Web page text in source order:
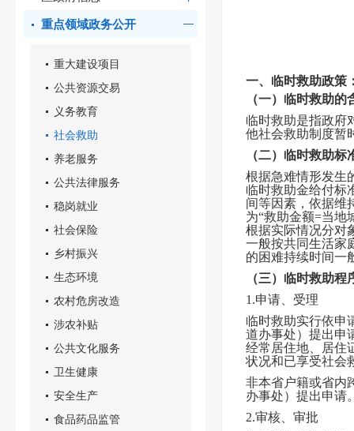
重点领域政务公开
重大建设项目
公共资源交易
义务教育
社会救助
养老服务
公共法律服务
稳岗就业
社会保险
乡村振兴
生态环境
农村危房改造
涉农补贴
公共文化服务
卫生健康
安全生产
食品药品监管
一、临时救助政策
（一）临时救助的
临时救助是指政府
他社会救助制度暂
（二）临时救助标
根据急难情形发生
临时救助金给付标
间等因素，依据维
为“救助金额=当地
根据实际情况分对
一般按共同生活家
的困难持续时间一
（三）临时救助程
1.申请、受理
临时救助实行依申
道办事处）提出申
经常居住地、居住
状况和已享受社会
非本省户籍或省内
办事处）提出申请
2.审核、审批